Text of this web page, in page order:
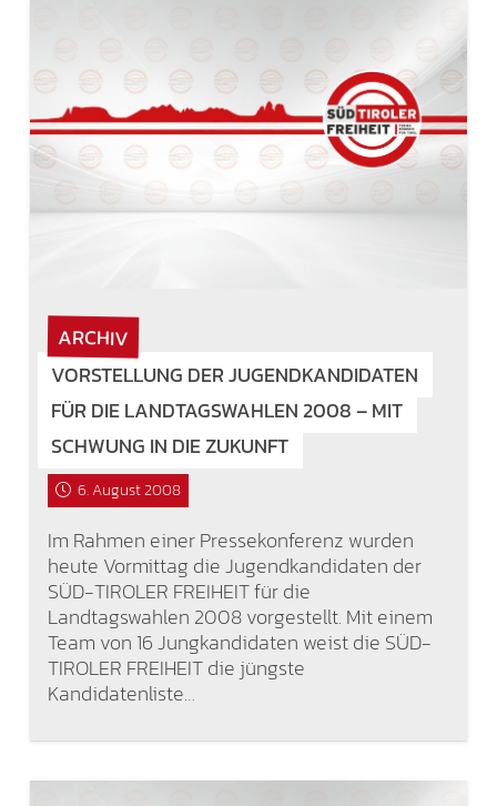
ARCHIV
VORSTELLUNG DER JUGENDKANDIDATEN
FÜR DIE LANDTAGSWAHLEN 2008 – MIT
SCHWUNG IN DIE ZUKUNFT
6. August 2008
Im Rahmen einer Pressekonferenz wurden
heute Vormittag die Jugendkandidaten der
SÜD-TIROLER FREIHEIT für die
Landtagswahlen 2008 vorgestellt. Mit einem
Team von 16 Jungkandidaten weist die SÜD-
TIROLER FREIHEIT die jüngste
Kandidatenliste…